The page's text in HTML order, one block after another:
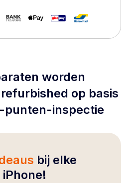
worden
op basis
punten-inspectie
bij elke